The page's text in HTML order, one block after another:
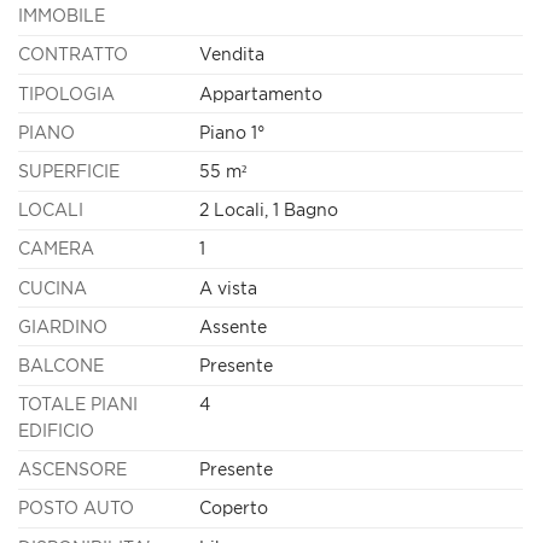
IMMOBILE
CONTRATTO Vendita
TIPOLOGIA Appartamento
PIANO Piano 1°
SUPERFICIE 55 m²
LOCALI 2 Locali, 1 Bagno
CAMERA 1
CUCINA A vista
GIARDINO Assente
BALCONE Presente
TOTALE PIANI
EDIFICIO
4
ASCENSORE Presente
POSTO AUTO Coperto